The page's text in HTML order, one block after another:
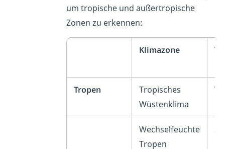
um tropische und außertropische
Zonen zu erkennen:
Klimazone
Tropen
Tropisches
Wüstenklima
Wechselfeuchte
Tropen